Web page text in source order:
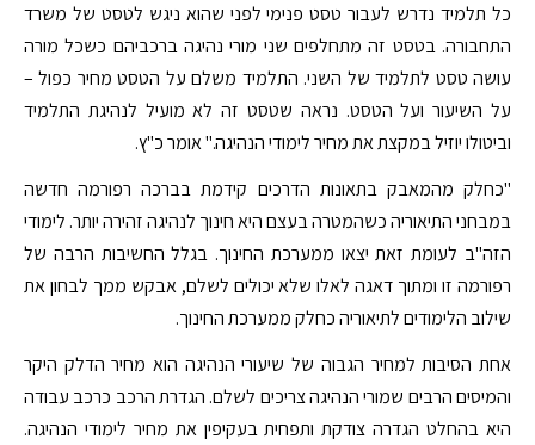
כל תלמיד נדרש לעבור טסט פנימי לפני שהוא ניגש לטסט של משרד
התחבורה. בטסט זה מתחלפים שני מורי נהיגה ברכביהם כשכל מורה
עושה טסט לתלמיד של השני. התלמיד משלם על הטסט מחיר כפול –
על השיעור ועל הטסט. נראה שטסט זה לא מועיל לנהיגת התלמיד
וביטולו יוזיל במקצת את מחיר לימודי הנהיגה." אומר כ"ץ.
"כחלק מהמאבק בתאונות הדרכים קידמת בברכה רפורמה חדשה
במבחני התיאוריה כשהמטרה בעצם היא חינוך לנהיגה זהירה יותר. לימודי
הזה"ב לעומת זאת יצאו ממערכת החינוך. בגלל החשיבות הרבה של
רפורמה זו ומתוך דאגה לאלו שלא יכולים לשלם, אבקש ממך לבחון את
שילוב הלימודים לתיאוריה כחלק ממערכת החינוך.
אחת הסיבות למחיר הגבוה של שיעורי הנהיגה הוא מחיר הדלק היקר
והמיסים הרבים שמורי הנהיגה צריכים לשלם. הגדרת הרכב כרכב עבודה
היא בהחלט הגדרה צודקת ותפחית בעקיפין את מחיר לימודי הנהיגה.